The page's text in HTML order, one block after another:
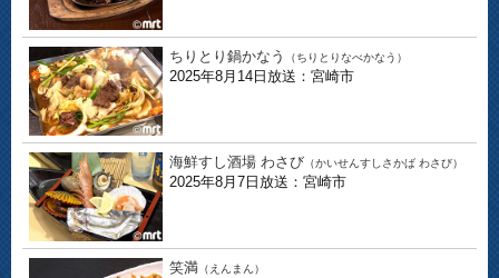
ちりとり鍋かなう （ちりとりなべかなう）
2025年8月14日放送：宮崎市
海鮮すし酒場 わさび （かいせんすしさかば わさび）
2025年8月7日放送：宮崎市
笑満 （えんまん）